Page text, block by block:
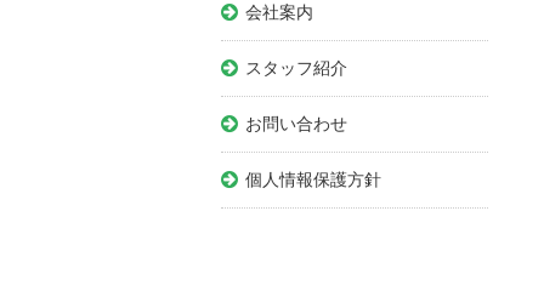
会社案内
スタッフ紹介
お問い合わせ
個人情報保護方針